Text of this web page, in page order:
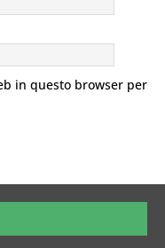
in questo browser per